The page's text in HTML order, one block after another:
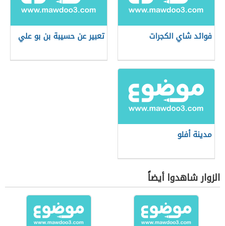
فوائد شاي الكجرات تعبير عن حسيبة بن بو علي
مدينة أفلو
الزوار شاهدوا أيضاً